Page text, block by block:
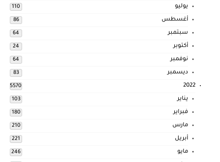
يوليو 110
أغسطس 86
سبتمبر 64
أكتوبر 24
نوفمبر 64
ديسمبر 83
2022
5570
يناير 103
فبراير 180
مارس 210
أبريل 221
مايو 246